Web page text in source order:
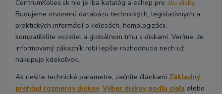
CentrumKolies.sk nie je iba katalóg a eshop pre alu disky.
Budujeme otvorenú databázu technických, legislatívnych a
praktických informácií o kolesách, homologizácii,
kompatibilite vozidiel a globálnom trhu s diskami. Veríme, že
informovaný zákazník robí lepšie rozhodnutia nech už
nakupuje kdekoľvek.
Ak riešite technické parametre, začnite článkami Základný
prehľad rozmerov diskov,Výber diskov podľa cieľa alebo